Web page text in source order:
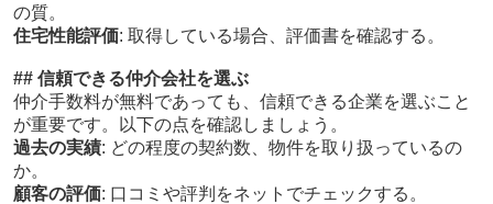
の質。
住宅性能評価: 取得している場合、評価書を確認する。
## 信頼できる仲介会社を選ぶ
仲介手数料が無料であっても、信頼できる企業を選ぶこと
が重要です。以下の点を確認しましょう。
過去の実績: どの程度の契約数、物件を取り扱っているの
か。
顧客の評価: 口コミや評判をネットでチェックする。